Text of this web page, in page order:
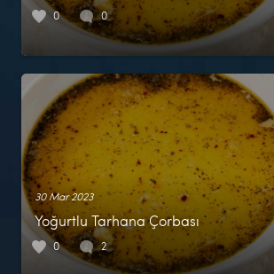
0 0
30 Mar 2023
Yoğurtlu Tarhana Çorbası
0 2